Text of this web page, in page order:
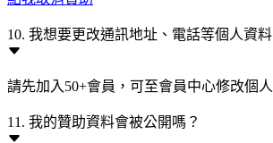
10. 我想要更改通訊地址、電話等個人資料
請先加入50+會員，可至會員中心修改個人
11. 我的贊助資料會被公開嗎？